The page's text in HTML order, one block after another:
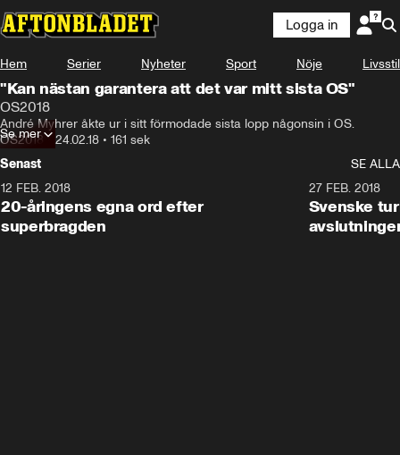
Logga in
Hem Serier Nyheter Sport Nöje Livsstil
"Kan nästan garantera att det var mitt sista OS"
OS2018
André Myhrer åkte ur i sitt förmodade sista lopp någonsin i OS.
OS2018• 24.02.18 • 161 sek
Se mer
Senast
SE ALLA
12 FEB. 2018
20-åringens egna ord efter
superbragden
27 FEB. 2018
Svenske